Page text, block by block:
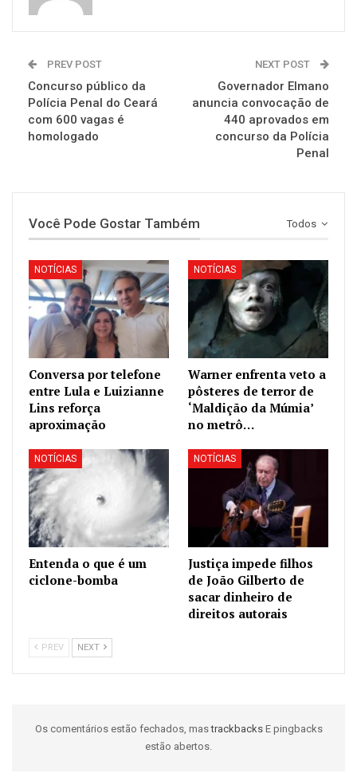
PREV POST
Concurso público da
Polícia Penal do Ceará
com 600 vagas é
homologado
NEXT POST
Governador Elmano
anuncia convocação de
440 aprovados em
concurso da Polícia
Penal
Todos
Você Pode Gostar Também
NOTÍCIAS
Conversa por telefone
entre Lula e Luizianne
Lins reforça
aproximação
NOTÍCIAS
Warner enfrenta veto a
pôsteres de terror de
‘Maldição da Múmia’
no metrô…
NOTÍCIAS
Entenda o que é um
ciclone-bomba
NOTÍCIAS
Justiça impede filhos
de João Gilberto de
sacar dinheiro de
direitos autorais
PREV NEXT
Os comentários estão fechados, mastrackbacks E pingbacks
estão abertos.